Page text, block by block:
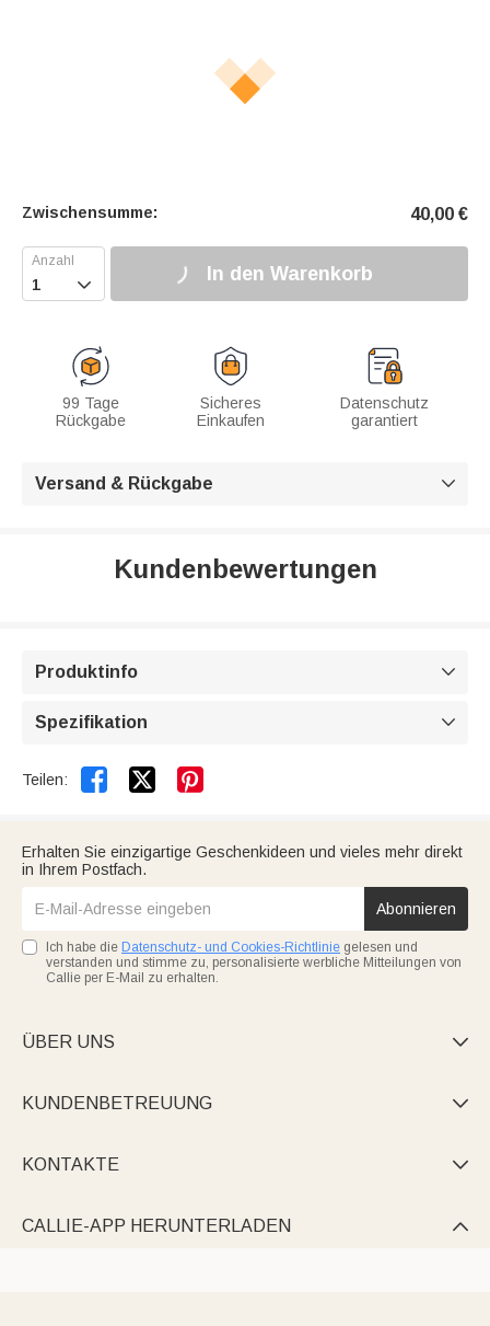
Zwischensumme: 40,00 €
 In den Warenkorb
99 Tage
Rückgabe
Sicheres
Einkaufen
Datenschutz
garantiert
Versand & Rückgabe 
Kundenbewertungen
Produktinfo 
Spezifikation 
Teilen:  
Erhalten Sie einzigartige Geschenkideen und vieles mehr direkt
in Ihrem Postfach.
Abonnieren
Ich habe die Datenschutz- und Cookies-Richtlinie gelesen und
verstanden und stimme zu, personalisierte werbliche Mitteilungen von
Callie per E-Mail zu erhalten.
ÜBER UNS 
KUNDENBETREUUNG 
KONTAKTE 
CALLIE-APP HERUNTERLADEN 